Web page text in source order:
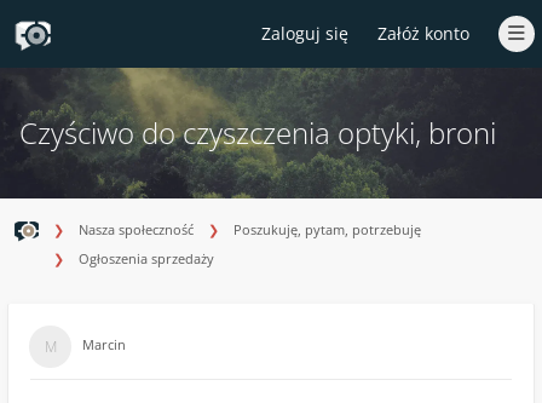
Zaloguj się Załóż konto
Czyściwo do czyszczenia optyki, broni
Nasza społeczność
Poszukuję, pytam, potrzebuję
Ogłoszenia sprzedaży
Marcin